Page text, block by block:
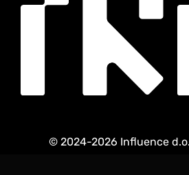
© 2024-2026 Influence